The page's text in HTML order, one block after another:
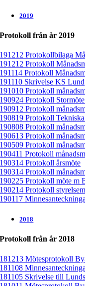
2019
Protokoll från år 2019
191212 Protokollbilaga
191212 Protokoll
191114 Protokoll
191110 Skrivelse KS Lund
191010 Protokoll
190924 Protokoll
190912 Protokoll
190819 Protokoll
190808 Protokoll
190613 Protokoll
190509 Protokoll
190411 Protokoll
190314 Protokoll årsmöte
190314 Protokoll
190225 Protokoll möte m
190214 Protokoll
190117
2018
Protokoll från år 2018
181213 Mötesprotokoll
181108
181105 Skrivelse till